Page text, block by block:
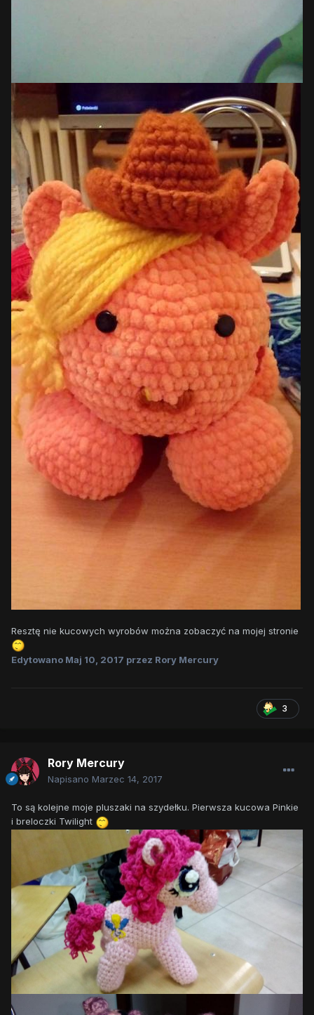
Resztę nie kucowych wyrobów można zobaczyć na mojej stronie
Edytowano Maj 10, 2017 przez Rory Mercury
3
Rory Mercury
Napisano Marzec 14, 2017
To są kolejne moje pluszaki na szydełku. Pierwsza kucowa Pinkie
i breloczki Twilight